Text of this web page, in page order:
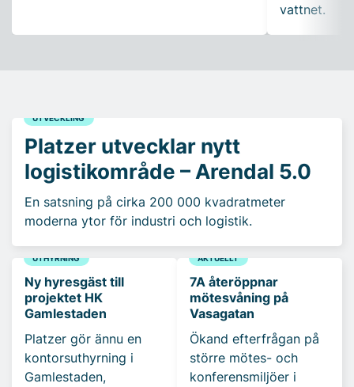
vattnet.
UTVECKLING
Platzer utvecklar nytt
logistikområde – Arendal 5.0
En satsning på cirka 200 000 kvadratmeter
moderna ytor för industri och logistik.
UTHYRNING
Ny hyresgäst till
projektet HK
Gamlestaden
Platzer gör ännu en
kontorsuthyrning i
Gamlestaden,
AKTUELLT
7A återöppnar
mötesvåning på
Vasagatan
Ökand efterfrågan på
större mötes- och
konferensmiljöer i